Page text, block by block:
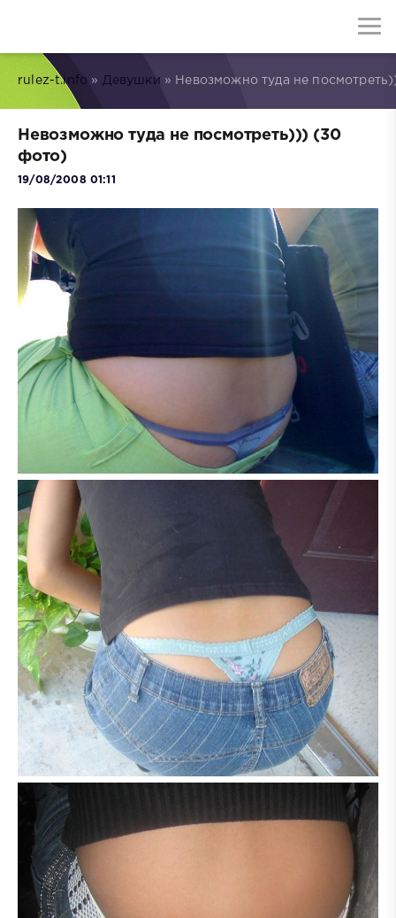
rulez-t.info » Девушки » Невозможно туда не
Невозможно туда не посмотреть))) (30
фото)
19/08/2008 01:11